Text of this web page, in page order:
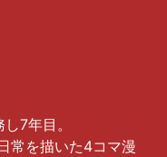
7年目。
常を描いた4コマ漫